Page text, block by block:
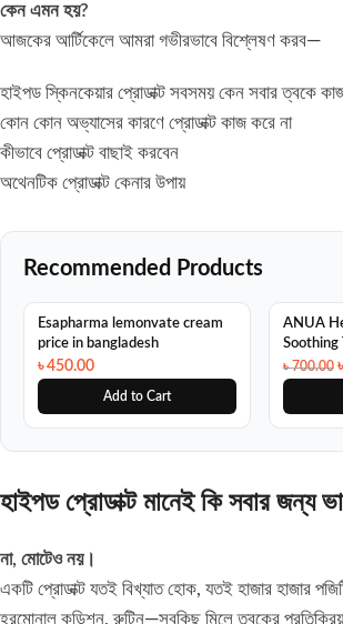
কেন এমন হয়?
আজকের আর্টিকেলে আমরা গভীরভাবে বিশ্লেষণ করব—
হাইপড স্কিনকেয়ার প্রোডাক্ট সবসময় কেন সবার ত্বকে
কোন কোন অভ্যাসের কারণে প্রোডাক্ট কাজ করে না
কীভাবে প্রোডাক্ট বাছাই করবেন
অথেনটিক প্রোডাক্ট কেনার উপায়
Recommended Products
Esapharma lemonvate cream
price in bangladesh
৳450.00
Add to Cart
SALE
ANUA
Soothing
৳700.00 ৳
হাইপড প্রোডাক্ট মানেই কি সবার জন্য
না, মোটেও নয়।
একটি প্রোডাক্ট যতই বিখ্যাত হোক, যতই হাজার হাজার
হরমোনাল কন্ডিশন, রুটিন—সবকিছু মিলে ত্বকের